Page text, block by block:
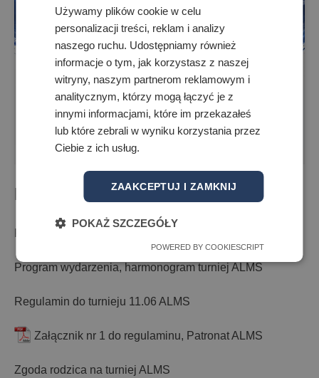
Dokumenty do zapisów:
Program wydarzenia, harmonogram turniej ALMS
Regulamin do turnieju 11.06 ALMS
Załącznik nr 1 do regulaminu, Patronat ALMS
Zgoda rodzica na turniej ALMS
Używamy plików cookie w celu
personalizacji treści, reklam i analizy
naszego ruchu. Udostępniamy również
informacje o tym, jak korzystasz z naszej
witryny, naszym partnerom reklamowym i
analitycznym, którzy mogą łączyć je z
innymi informacjami, które im przekazałeś
lub które zebrali w wyniku korzystania przez
Ciebie z ich usług.
ZAAKCEPTUJ I ZAMKNIJ
POKAŻ SZCZEGÓŁY
POWERED BY COOKIESCRIPT